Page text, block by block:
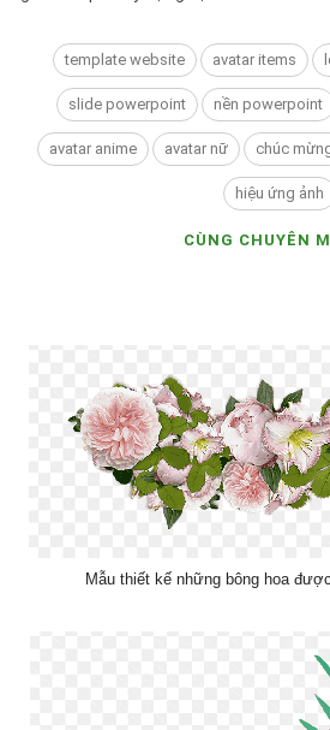
template website avatar items
slide powerpoint nền powerpoint
avatar anime avatar nữ chúc
hiệu ứng ảnh
CÙNG CHUYÊN
Mẫu thiết kế những bông hoa